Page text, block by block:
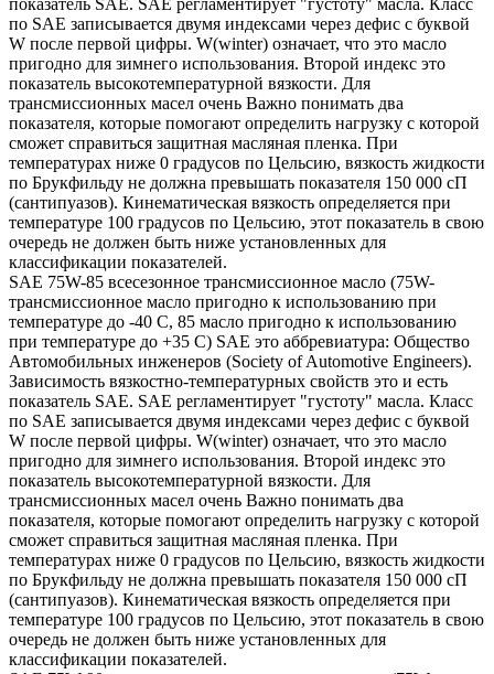
показатель SAE. SAE регламентирует "густоту" масла. Класс
по SAE записывается двумя индексами через дефис с буквой
W после первой цифры. W(winter) означает, что это масло
пригодно для зимнего использования. Второй индекс это
показатель высокотемпературной вязкости. Для
трансмиссионных масел очень Важно понимать два
показателя, которые помогают определить нагрузку с которой
сможет справиться защитная масляная пленка. При
температурах ниже 0 градусов по Цельсию, вязкость жидкости
по Брукфильду не должна превышать показателя 150 000 сП
(сантипуазов). Кинематическая вязкость определяется при
температуре 100 градусов по Цельсию, этот показатель в свою
очередь не должен быть ниже установленных для
классификации показателей.
SAE 75W-85 всесезонное трансмиссионное масло (75W-
трансмиссионное масло пригодно к использованию при
температуре до -40 С, 85 масло пригодно к использованию
при температуре до +35 С) SAE это аббревиатура: Общество
Автомобильных инженеров (Society of Automotive Engineers).
Зависимость вязкостно-температурных свойств это и есть
показатель SAE. SAE регламентирует "густоту" масла. Класс
по SAE записывается двумя индексами через дефис с буквой
W после первой цифры. W(winter) означает, что это масло
пригодно для зимнего использования. Второй индекс это
показатель высокотемпературной вязкости. Для
трансмиссионных масел очень Важно понимать два
показателя, которые помогают определить нагрузку с которой
сможет справиться защитная масляная пленка. При
температурах ниже 0 градусов по Цельсию, вязкость жидкости
по Брукфильду не должна превышать показателя 150 000 сП
(сантипуазов). Кинематическая вязкость определяется при
температуре 100 градусов по Цельсию, этот показатель в свою
очередь не должен быть ниже установленных для
классификации показателей.